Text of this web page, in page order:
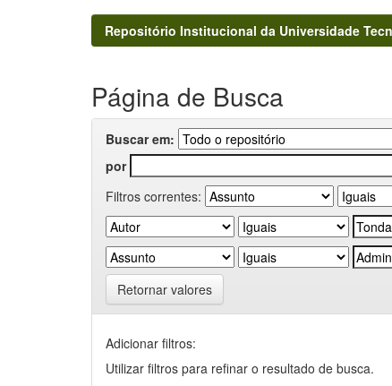
Repositório Institucional da Universidade
Página de Busca
Buscar em:
por
Filtros correntes:
Retornar valores
Adicionar filtros:
Utilizar filtros para refinar o resultado de busca.